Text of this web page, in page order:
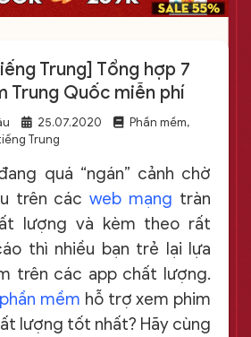
Trung] Tổng hợp 7
Trung Quốc miễn phí
25.07.2020
Phần mềm,
Trung
quá “ngán” cảnh chờ
trên cácweb mạng tràn
lượng và kèm theo rất
thì nhiều bạn trẻ lại lựa
trên các app chất lượng.
phần mềm hỗ trợ xem phim
lượng tốt nhất? Hãy cùng